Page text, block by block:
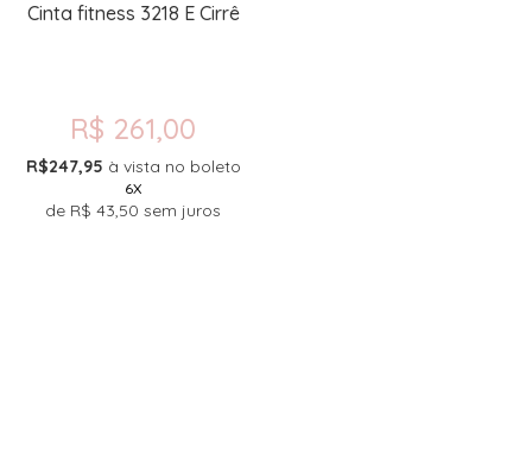
Cinta fitness 3218 E Cirrê
R$ 261,00
R$247,95 à vista no boleto
6X
de R$ 43,50 sem juros